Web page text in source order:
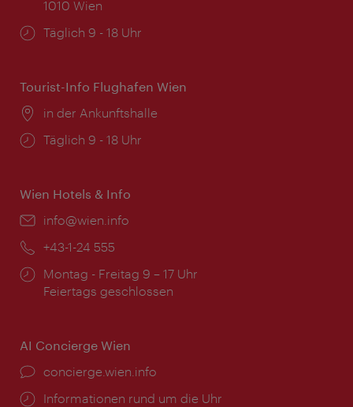
1010 Wien
Öffnungszeiten:
Täglich 9 - 18 Uhr
Tourist-Info Flughafen Wien
Ort:
in der Ankunftshalle
Öffnungszeiten:
Täglich 9 - 18 Uhr
Wien Hotels & Info
Email:
info@wien.info
Telefon:
+43-1-24 555
Öffnungszeiten:
Montag - Freitag 9 – 17 Uhr
Feiertags geschlossen
AI Concierge Wien
Ort:
concierge.wien.info
Öffnungszeiten:
Informationen rund um die Uhr